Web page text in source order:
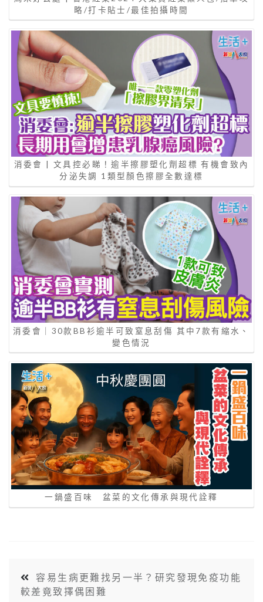
略/打卡貼士/最佳拍攝時間
消委會 | 文具控必睇！逾半擦膠塑化劑超標 有機會致內
分泌失調 1類型顏色擦膠全數達標
消委會｜30款BB衫逾半可致窒息刮傷 其中7款有縮水、
變色情況
一鍋盛百味 盆菜的文化傳承與現代詮釋
容易生病更難找另一半？研究發現免疫功能
較差竟致擇偶困難